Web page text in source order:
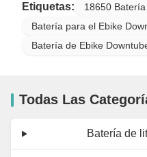
Etiquetas:
18650
Batería para el Ebike
Batería de Ebike
Todas Las
Batería de